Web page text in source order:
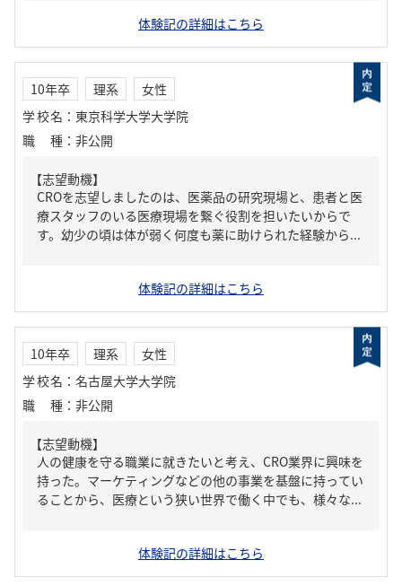
体験記の詳細はこちら
10年卒 理系
女性
学校名 ： 東京科学大学大学院
職種 ： 非公開
【志望動機】
CROを志望しましたのは、医薬品の研究現場と、患者と医
療スタッフのいる医療現場を繋ぐ役割を担いたいからで
す。幼少の頃は体が弱く何度も薬に助けられた経験から...
体験記の詳細はこちら
10年卒 理系
女性
学校名 ： 名古屋大学大学院
職種 ： 非公開
【志望動機】
人の健康を守る職業に就きたいと考え、CRO業界に興味を
持った。マーケティングなどの他の事業を基盤に持ってい
ることから、医療という狭い世界で働く中でも、様々な...
体験記の詳細はこちら